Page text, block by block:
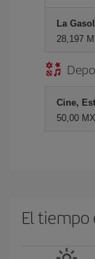
La
28,197 M
Cine,
50,00
El tiempo